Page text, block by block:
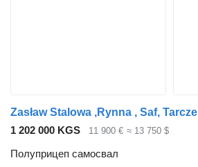
Zasław Stalowa ,Rynna , Saf, Tarcze
1 202 000 KGS
11 900 € ≈ 13 750 $
Полуприцеп самосвал